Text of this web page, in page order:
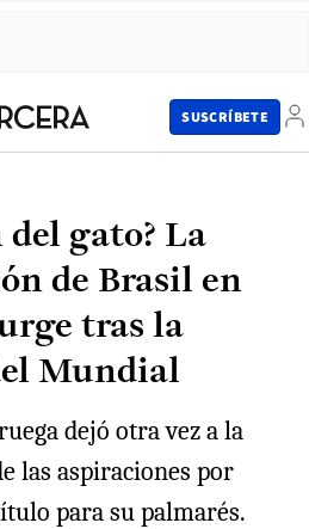
SUSCRÍBETE
gato? La
de Brasil en
tras la
Mundial
dejó otra vez a la
las aspiraciones por
para su palmarés.